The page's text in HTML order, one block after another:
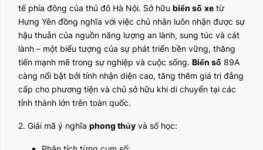
tế phía đông của thủ đô Hà Nội. Sở hữu biển số xe từ
Hưng Yên đồng nghĩa với việc chủ nhân luôn nhận được sự
hậu thuẫn của nguồn năng lượng an lành, sung túc và cát
lành – một biểu tượng của sự phát triển bền vững, thăng
tiến mạnh mẽ trong sự nghiệp và cuộc sống. Biển số 89A
càng nổi bật bởi tính nhận diện cao, tăng thêm giá trị đẳng
cấp cho phương tiện và chủ sở hữu khi di chuyển tại các
tỉnh thành lớn trên toàn quốc.
2. Giải mã ý nghĩa phong thủy và số học: